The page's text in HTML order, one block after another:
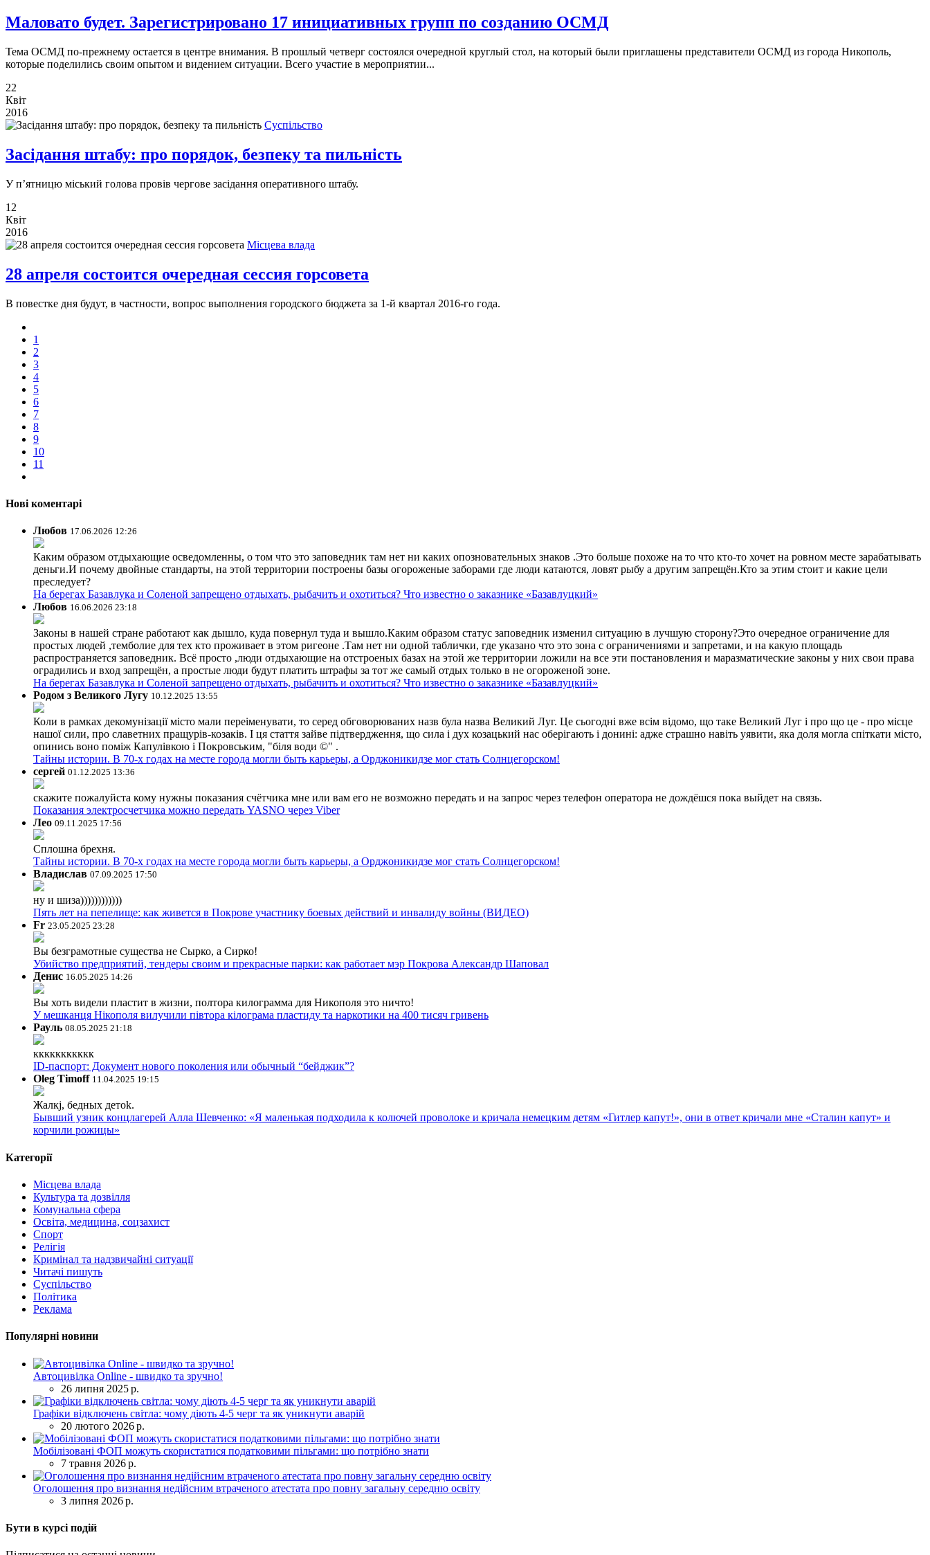
Маловато будет. Зарегистрировано 17 инициативных групп по созданию ОСМД
Тема ОСМД по-прежнему остается в центре внимания. В прошлый четверг состоялся очередной круглый стол, на который были приглашены представители ОСМД из города Никополь,
которые поделились своим опытом и видением ситуации. Всего участие в мероприятии...
22
Квіт
2016
Суспільство
Засідання штабу: про порядок, безпеку та пильність
У п’ятницю міський голова провів чергове засідання оперативного штабу.
12
Квіт
2016
Місцева влада
28 апреля состоится очередная сессия горсовета
В повестке дня будут, в частности, вопрос выполнения городского бюджета за 1-й квартал 2016-го года.
1
2
3
4
5
6
7
8
9
10
11
Нові коментарі
Любов 17.06.2026 12:26
Каким образом отдыхающие осведомленны, о том что это заповедник там нет ни каких опозновательных знаков .Это больше похоже на то что кто-то хочет на ровном месте зарабатывать
деньги.И почему двойные стандарты, на этой территории построены базы огороженые заборами где люди катаются, ловят рыбу а другим запрещён.Кто за этим стоит и какие цели
преследует?
На берегах Базавлука и Соленой запрещено отдыхать, рыбачить и охотиться? Что известно о заказнике «Базавлуцкий»
Любов 16.06.2026 23:18
Законы в нашей стране работают как дышло, куда повернул туда и вышло.Каким образом статус заповедник изменил ситуацию в лучшую сторону?Это очередное ограничение для
простых людей ,темболие для тех кто проживает в этом ригеоне .Там нет ни одной таблички, где указано что это зона с ограничениями и запретами, и на какую площадь
распространяется заповедник. Всё просто ,люди отдыхающие на отстроеных базах на этой же территории ложили на все эти постановления и маразматические законы у них свои права
оградились и вход запрещён, а простые люди будут платить штрафы за тот же самый отдых только в не огороженой зоне.
На берегах Базавлука и Соленой запрещено отдыхать, рыбачить и охотиться? Что известно о заказнике «Базавлуцкий»
Родом з Великого Лугу 10.12.2025 13:55
Коли в рамках декомунізації місто мали переіменувати, то серед обговорюваних назв була назва Великий Луг. Це сьогодні вже всім відомо, що таке Великий Луг і про що це - про місце
нашої сили, про славетних пращурів-козаків. І ця стаття зайве підтвердження, що сила і дух козацький нас оберігають і донині: адже страшно навіть уявити, яка доля могла спіткати місто,
опинись воно поміж Капулівкою і Покровським, "біля води ©" .
Тайны истории. В 70-х годах на месте города могли быть карьеры, а Орджоникидзе мог стать Солнцегорском!
сергей 01.12.2025 13:36
скажите пожалуйста кому нужны показания счётчика мне или вам его не возможно передать и на запрос через телефон оператора не дождёшся пока выйдет на связь.
Показания электросчетчика можно передать YASNO через Viber
Лео 09.11.2025 17:56
Сплошна брехня.
Тайны истории. В 70-х годах на месте города могли быть карьеры, а Орджоникидзе мог стать Солнцегорском!
Владислав 07.09.2025 17:50
ну и шиза))))))))))))
Пять лет на пепелище: как живется в Покрове участнику боевых действий и инвалиду войны (ВИДЕО)
Fr 23.05.2025 23:28
Вы безграмотные существа не Сырко, а Сирко!
Убийство предприятий, тендеры своим и прекрасные парки: как работает мэр Покрова Александр Шаповал
Денис 16.05.2025 14:26
Вы хоть видели пластит в жизни, полтора килограмма для Никополя это ничто!
У мешканця Нікополя вилучили півтора кілограма пластиду та наркотики на 400 тисяч гривень
Рауль 08.05.2025 21:18
ккккккккккк
ID-паспорт: Документ нового поколения или обычный “бейджик”?
Oleg Timoff 11.04.2025 19:15
Жалкj, бедных детok.
Бывший узник концлагерей Алла Шевченко: «Я маленькая подходила к колючей проволоке и кричала немецким детям «Гитлер капут!», они в ответ кричали мне «Сталин капут» и
корчили рожицы»
Категорії
Місцева влада
Культура та дозвілля
Комунальна сфера
Освіта, медицина, соцзахист
Спорт
Релігія
Кримінал та надзвичайні ситуації
Читачі пишуть
Суспільство
Політика
Реклама
Популярні новини
Автоцивілка Online - швидко та зручно!
26 липня 2025 р.
Графіки відключень світла: чому діють 4-5 черг та як уникнути аварій
20 лютого 2026 р.
Мобілізовані ФОП можуть скористатися податковими пільгами: що потрібно знати
7 травня 2026 р.
Оголошення про визнання недійсним втраченого атестата про повну загальну середню освіту
3 липня 2026 р.
Бути в курсі подій